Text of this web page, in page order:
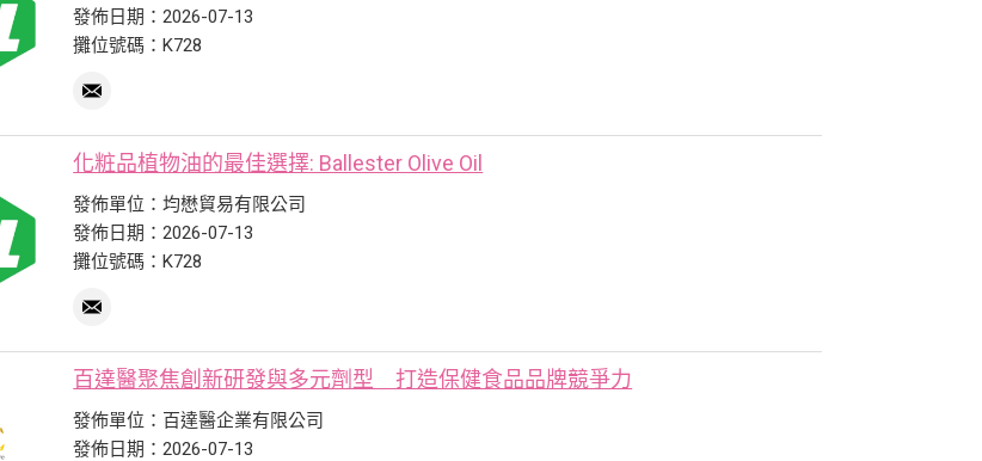
發佈日期：2026-07-13
攤位號碼：K728
化粧品植物油的最佳選擇: Ballester Olive Oil
發佈單位：均懋貿易有限公司
發佈日期：2026-07-13
攤位號碼：K728
百達醫聚焦創新研發與多元劑型 打造保健食品品牌競爭力
發佈單位：百達醫企業有限公司
發佈日期：2026-07-13